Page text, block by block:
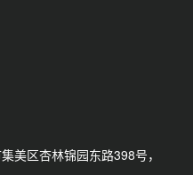
美区杏林锦园东路398号，